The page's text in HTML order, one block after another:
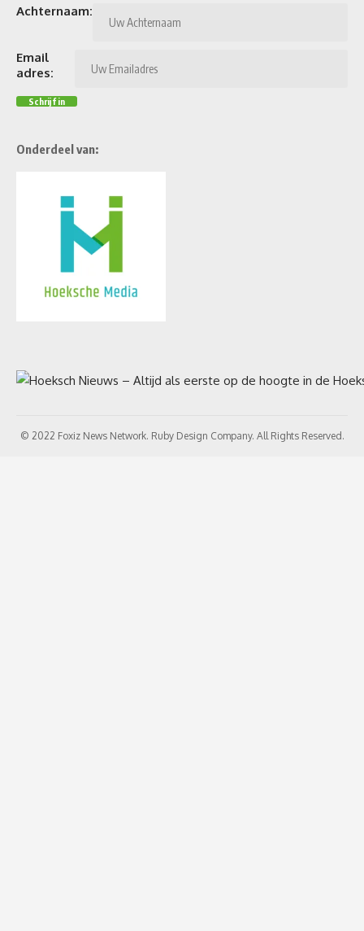
Achternaam:
Email
adres:
Onderdeel van:
© 2022 Foxiz News Network. Ruby Design Company. All Rights Reserved.